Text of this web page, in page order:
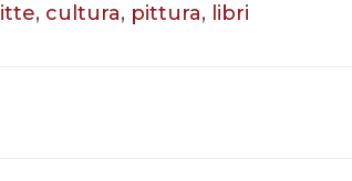
, cultura, pittura, libri